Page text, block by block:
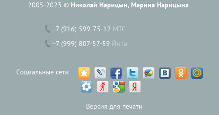
2005-2023 © Николай Нарицын, Марина Нарицына
+7 (916) 599-75-12 МТС
+7 (999) 807-57-59 Йота
Социальные сети
Версия для печати